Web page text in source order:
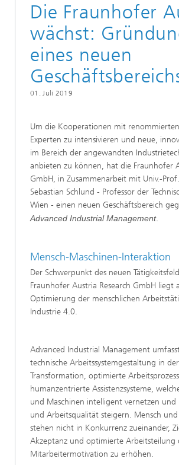
Die Fraunhofer
wächst:
eines neuen
01. Juli 2019
Um die Kooperationen mit
Experten zu intensivieren und neue,
im Bereich der angewandten
anbieten zu können, hat die Fraunhofer
GmbH, in Zusammenarbeit mit Univ.-
Sebastian Schlund - Professor der
Wien - einen neuen Geschäftsbereich
Advanced Industrial Management.
Mensch-Maschinen-Interaktion
Der Schwerpunkt des neuen
Fraunhofer Austria Research GmbH liegt
Optimierung der menschlichen
Industrie 4.0.
Advanced Industrial Management
technische Arbeitssystemgestaltung in
Transformation, optimierte
humanzentrierte Assistenzsysteme,
und Maschinen intelligent vernetzen
und Arbeitsqualität steigern. Mensch und
stehen nicht in Konkurrenz zueinander,
Akzeptanz und optimierte Arbeitsteilung
Mitarbeitermotivation zu erhöhen.